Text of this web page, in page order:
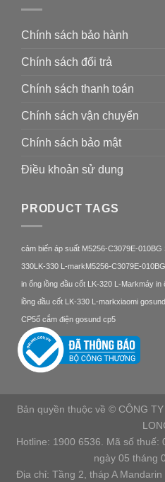
Chính sách bảo hành
Chính sách đổi trả
Chính sách thanh toán
Chính sách vận chuyển
Chính sách bảo mật
Điều khoản sử dung
PRODUCT TAGS
cảm biến áp suất M5256-C3079E-010BG
330LK-330 L-markM5256-C3079E-010BG
in ống lồng đầu cốt LK-320 L-Markmáy in
lồng đầu cốt LK-330 L-markxiaomi
CP5ổ cắm điện gosund cp5
Bản quyền thuộc về © CÔNG
Hotline: 1900 6536. Mã số
ngày 05 tháng
Địa chỉ: Tầng 2, tháp A